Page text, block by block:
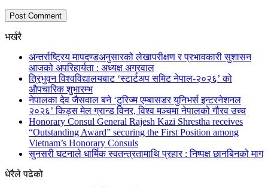
भर्खरै
अन्तर्राष्ट्रिय मापदण्डअनुसारको लेखापरीक्षण र प्रभावकारी सुशासन
आजको अपरिहार्यता : अध्यक्ष अग्रवाल
त्रिभुवन विश्वविद्यालयबाट ‘स्टार्टअप समिट नेपाल-२०२६’ को
औपचारिक शुभारम्भ
नेपालका देव जैसवाल बने ‘टुरिज्म एम्बासडर युनिभर्स इन्टरनेशनल
२०२६’ किड्स मेल ग्रान्ड विनर, विश्व मञ्चमा नेपालको गौरव उच्च
Honorary Consul General Rajesh Kazi Shrestha receives
“Outstanding Award” securing the First Position among
Vietnam’s Honorary Consuls
सुनसरी घटनाले धार्मिक स्वतन्त्रतामाथि प्रहार : निष्पक्ष छानबिनको माग
धेरैले पढेको